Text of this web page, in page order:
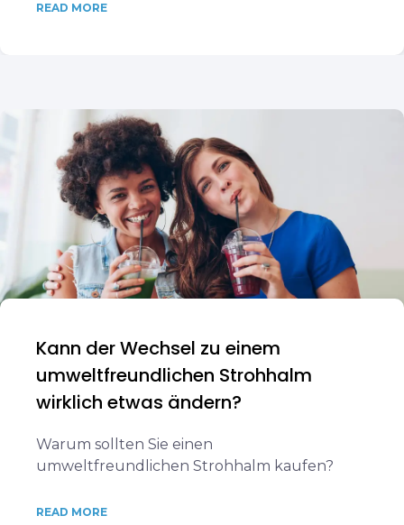
READ MORE
Kann der Wechsel zu einem
umweltfreundlichen Strohhalm
wirklich etwas ändern?
Warum sollten Sie einen
umweltfreundlichen Strohhalm kaufen?
READ MORE